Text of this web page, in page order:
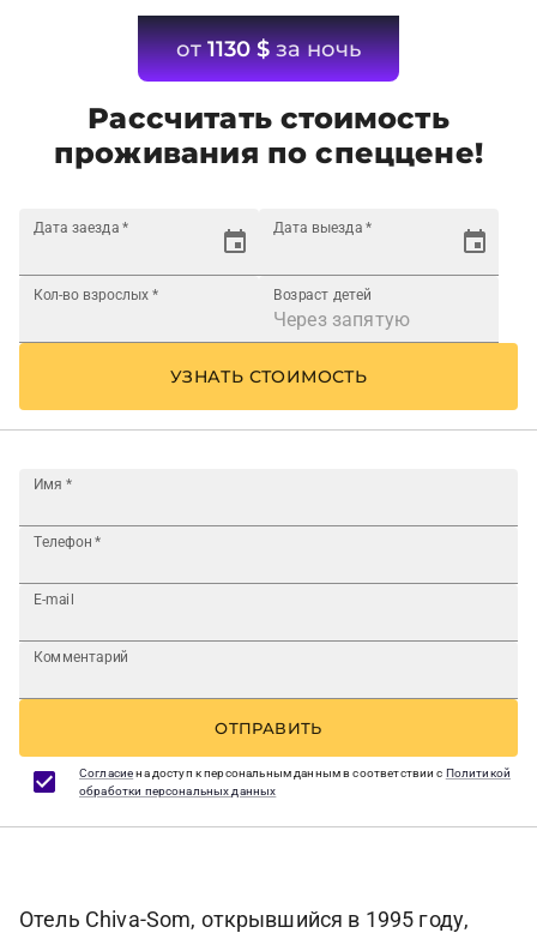
от1130 $за ночь
Рассчитать стоимость
проживания по спеццене!
Дата заезда * Дата выезда *
Кол-во взрослых * Возраст детей
УЗНАТЬ СТОИМОСТЬ
Имя *
Телефон *
E-mail
Комментарий
ОТПРАВИТЬ
Согласиена доступ к персональным данным в соответствии с Политикой
обработки персональных данных
Отель Chiva-Som, открывшийся в 1995 году,